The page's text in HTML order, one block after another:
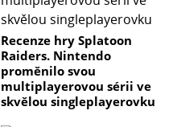
Recenze hry Splatoon
Raiders. Nintendo
proměnilo svou
multiplayerovou sérii ve
skvělou singleplayerovku